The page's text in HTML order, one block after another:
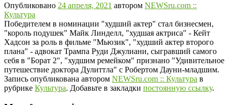
Опубликовано 24 апреля, 2021 автором NEWSru.com ::
Культура
Победителем в номинации "худший актер" стал бизнесмен,
"король подушек" Майк Линделл, "худшая актриса" - Кейт
Хадсон за роль в фильме "Мьюзик", "худший актер второго
плана" - адвокат Трампа Руди Джулиани, сыгравший самого
себя в "Борат 2", "худшим ремейком" признано "Удивительное
путешествие доктора Дулиттла" с Робертом Дауни-младшим.
Запись опубликована автором NEWSru.com :: Культура в
рубрике Культура. Добавьте в закладки постоянную ссылку.